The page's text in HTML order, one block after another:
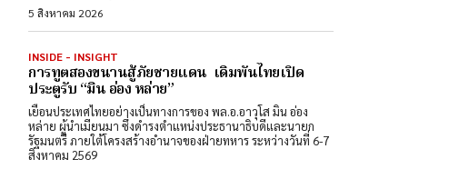
5 สิงหาคม 2026
INSIDE - INSIGHT
การทูตสองขนานสู้ภัยชายแดน เดิมพันไทยเปิด
ประตูรับ “มิน อ่อง หล่าย”
เยือนประเทศไทยอย่างเป็นทางการของ พล.อ.อาวุโส มิน อ่อง
หล่าย ผู้นำเมียนมา ซึ่งดำรงตำแหน่งประธานาธิบดีและนายก
รัฐมนตรี ภายใต้โครงสร้างอำนาจของฝ่ายทหาร ระหว่างวันที่ 6-7
สิงหาคม 2569